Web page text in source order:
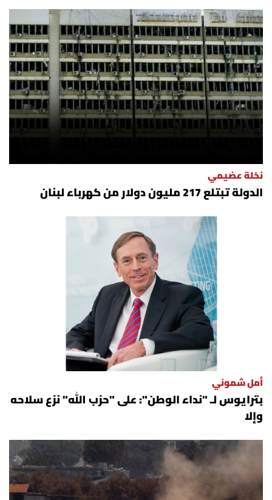
متفرقات
نداء القرّاء
خاص الموقع
كتّابنا
آراء
اقتصاد
العالم
الصحافة الإسرائيلية
ثقافة وفنون
فصل من كتاب
اقرأ تضحك
كاميرا
سجالات
صحّة وصحن
نخلة عضيمي
الدولة تبتلع 217 مليون دولار من كهرباء لبنان
أمل شموني
بترايوس لـ "نداء الوطن": على "حزب الله" نزع سلاحه
وإلا